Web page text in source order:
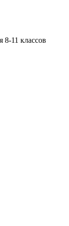
11 классов